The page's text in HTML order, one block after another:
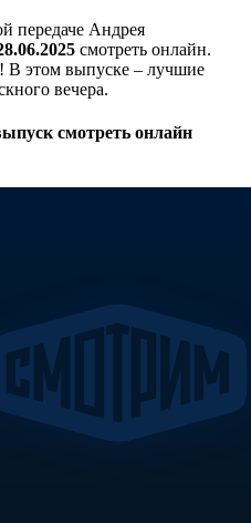
смотреть онлайн.
В этом выпуске – лучшие
вечера.
смотреть онлайн